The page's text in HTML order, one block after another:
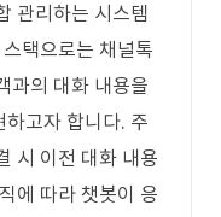
관리하는 시스템
택으로는 채널톡
과의 대화 내용을
고자 합니다. 주
시 이전 대화 내용
에 따라 챗봇이 응